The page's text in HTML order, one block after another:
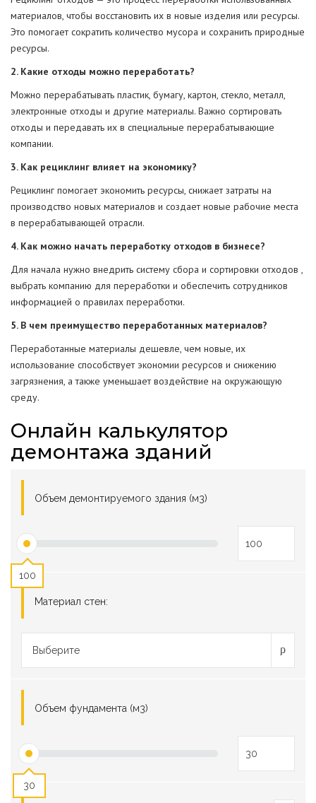
материалов, чтобы восстановить их в новые изделия или ресурсы.
Это помогает сократить количество мусора и сохранить природные
ресурсы.
2. Какие отходы можно переработать?
Можно перерабатывать пластик, бумагу, картон, стекло, металл,
электронные отходы и другие материалы. Важно сортировать
отходы и передавать их в специальные перерабатывающие
компании.
3. Как рециклинг влияет на экономику?
Рециклинг помогает экономить ресурсы, снижает затраты на
производство новых материалов и создает новые рабочие места
в перерабатывающей отрасли.
4. Как можно начать переработку отходов в бизнесе?
Для начала нужно внедрить систему сбора и сортировки отходов ,
выбрать компанию для переработки и обеспечить сотрудников
информацией о правилах переработки.
5. В чем преимущество переработанных материалов?
Переработанные материалы дешевле, чем новые, их
использование способствует экономии ресурсов и снижению
загрязнения, а также уменьшает воздействие на окружающую
среду.
Онлайн калькулятор
демонтажа зданий
Объем демонтируемого здания (м3)
100
Материал стен:
Выберите
Объем фундамента (м3)
30